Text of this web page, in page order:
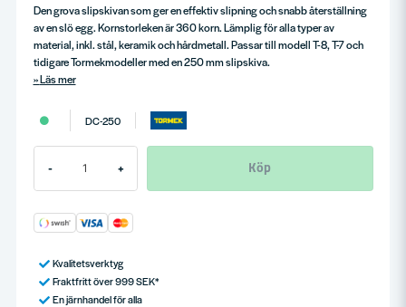
Den grova slipskivan som ger en effektiv slipning och snabb återställning
av en slö egg. Kornstorleken är 360 korn. Lämplig för alla typer av
material, inkl. stål, keramik och hårdmetall. Passar till modell T-8, T-7 och
tidigare Tormekmodeller med en 250 mm slipskiva.
Läs mer
DC-250
- + Köp
Kvalitetsverktyg
Fraktfritt över 999 SEK*
En järnhandel för alla